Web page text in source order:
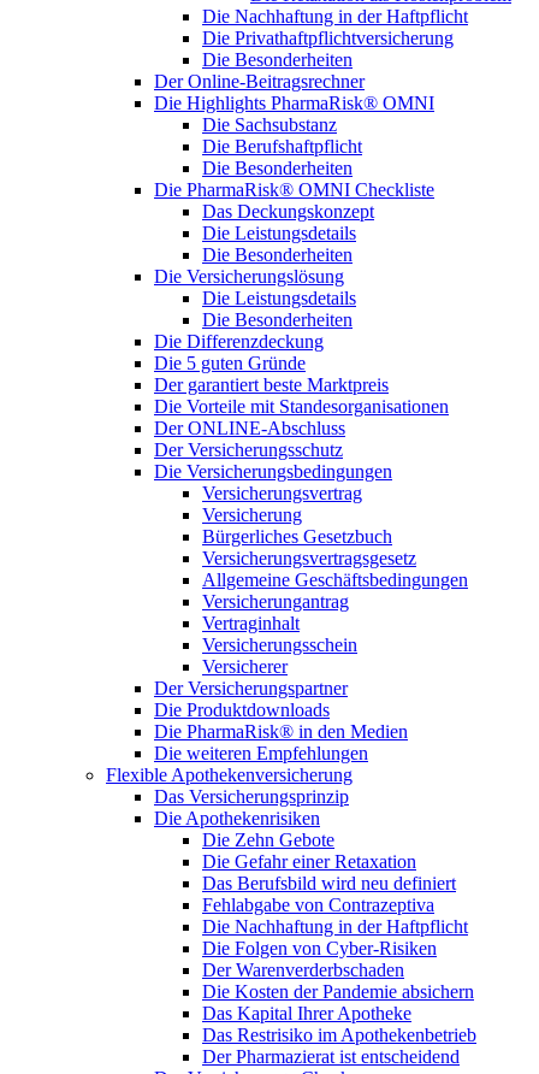
Die Nachhaftung in der Haftpflicht
Die Privathaftpflichtversicherung
Die Besonderheiten
Der Online-Beitragsrechner
Die Highlights PharmaRisk® OMNI
Die Sachsubstanz
Die Berufshaftpflicht
Die Besonderheiten
Die PharmaRisk® OMNI Checkliste
Das Deckungskonzept
Die Leistungsdetails
Die Besonderheiten
Die Versicherungslösung
Die Leistungsdetails
Die Besonderheiten
Die Differenzdeckung
Die 5 guten Gründe
Der garantiert beste Marktpreis
Die Vorteile mit Standesorganisationen
Der ONLINE-Abschluss
Der Versicherungsschutz
Die Versicherungsbedingungen
Versicherungsvertrag
Versicherung
Bürgerliches Gesetzbuch
Versicherungsvertragsgesetz
Allgemeine Geschäftsbedingungen
Versicherungantrag
Vertraginhalt
Versicherungsschein
Versicherer
Der Versicherungspartner
Die Produktdownloads
Die PharmaRisk® in den Medien
Die weiteren Empfehlungen
Flexible Apothekenversicherung
Das Versicherungsprinzip
Die Apothekenrisiken
Die Zehn Gebote
Die Gefahr einer Retaxation
Das Berufsbild wird neu definiert
Fehlabgabe von Contrazeptiva
Die Nachhaftung in der Haftpflicht
Die Folgen von Cyber-Risiken
Der Warenverderbschaden
Die Kosten der Pandemie absichern
Das Kapital Ihrer Apotheke
Das Restrisiko im Apothekenbetrieb
Der Pharmazierat ist entscheidend